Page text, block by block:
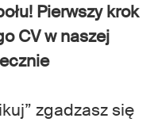
Pierwszy krok
CV w naszej
zgadzasz się